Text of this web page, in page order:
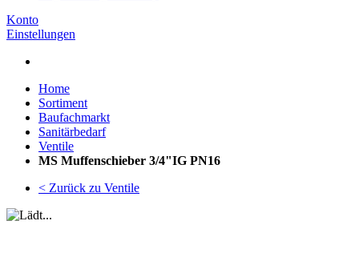
Konto
Einstellungen
Home
Sortiment
Baufachmarkt
Sanitärbedarf
Ventile
MS Muffenschieber 3/4"IG PN16
< Zurück zu Ventile